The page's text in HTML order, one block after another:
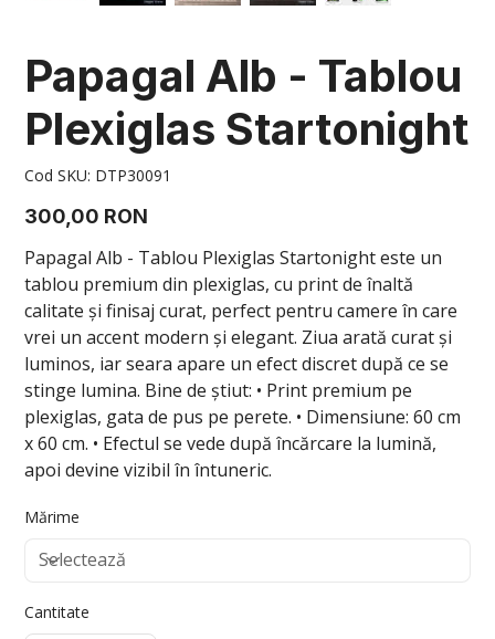
Papagal Alb - Tablou
Plexiglas Startonight
Cod SKU: Cod
SKU
DTP30091
Preț
300,00 RON
Papagal Alb - Tablou Plexiglas Startonight este un
tablou premium din plexiglas, cu print de înaltă
calitate și finisaj curat, perfect pentru camere în care
vrei un accent modern și elegant. Ziua arată curat și
luminos, iar seara apare un efect discret după ce se
stinge lumina. Bine de știut: • Print premium pe
plexiglas, gata de pus pe perete. • Dimensiune: 60 cm
x 60 cm. • Efectul se vede după încărcare la lumină,
apoi devine vizibil în întuneric.
Mărime
Cantitate